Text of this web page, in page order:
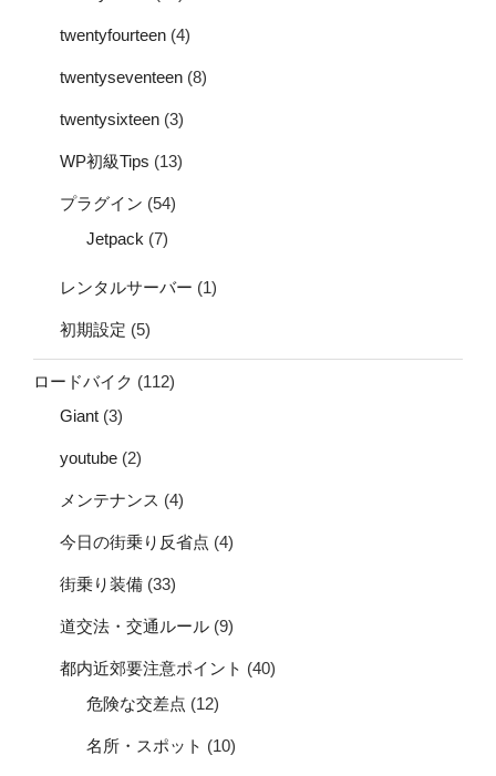
twentyfourteen (4)
twentyseventeen (8)
twentysixteen (3)
WP初級Tips (13)
プラグイン (54)
Jetpack (7)
レンタルサーバー (1)
初期設定 (5)
ロードバイク (112)
Giant (3)
youtube (2)
メンテナンス (4)
今日の街乗り反省点 (4)
街乗り装備 (33)
道交法・交通ルール (9)
都内近郊要注意ポイント (40)
危険な交差点 (12)
名所・スポット (10)